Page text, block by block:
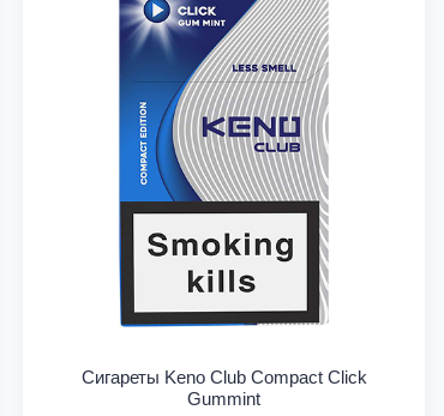
Сигареты Keno Club Compact Click
Gummint